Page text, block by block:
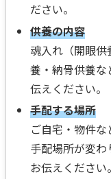
ださい。
供養の内容
魂入れ（開眼
養・納骨供養
伝えください。
手配する場所
ご自宅・物件
手配場所が変
お伝えください。